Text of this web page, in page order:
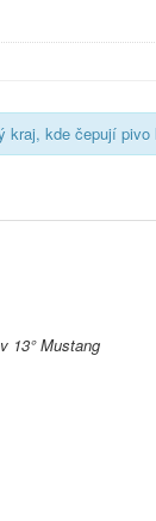
kraj, kde čepují pivo
13° Mustang